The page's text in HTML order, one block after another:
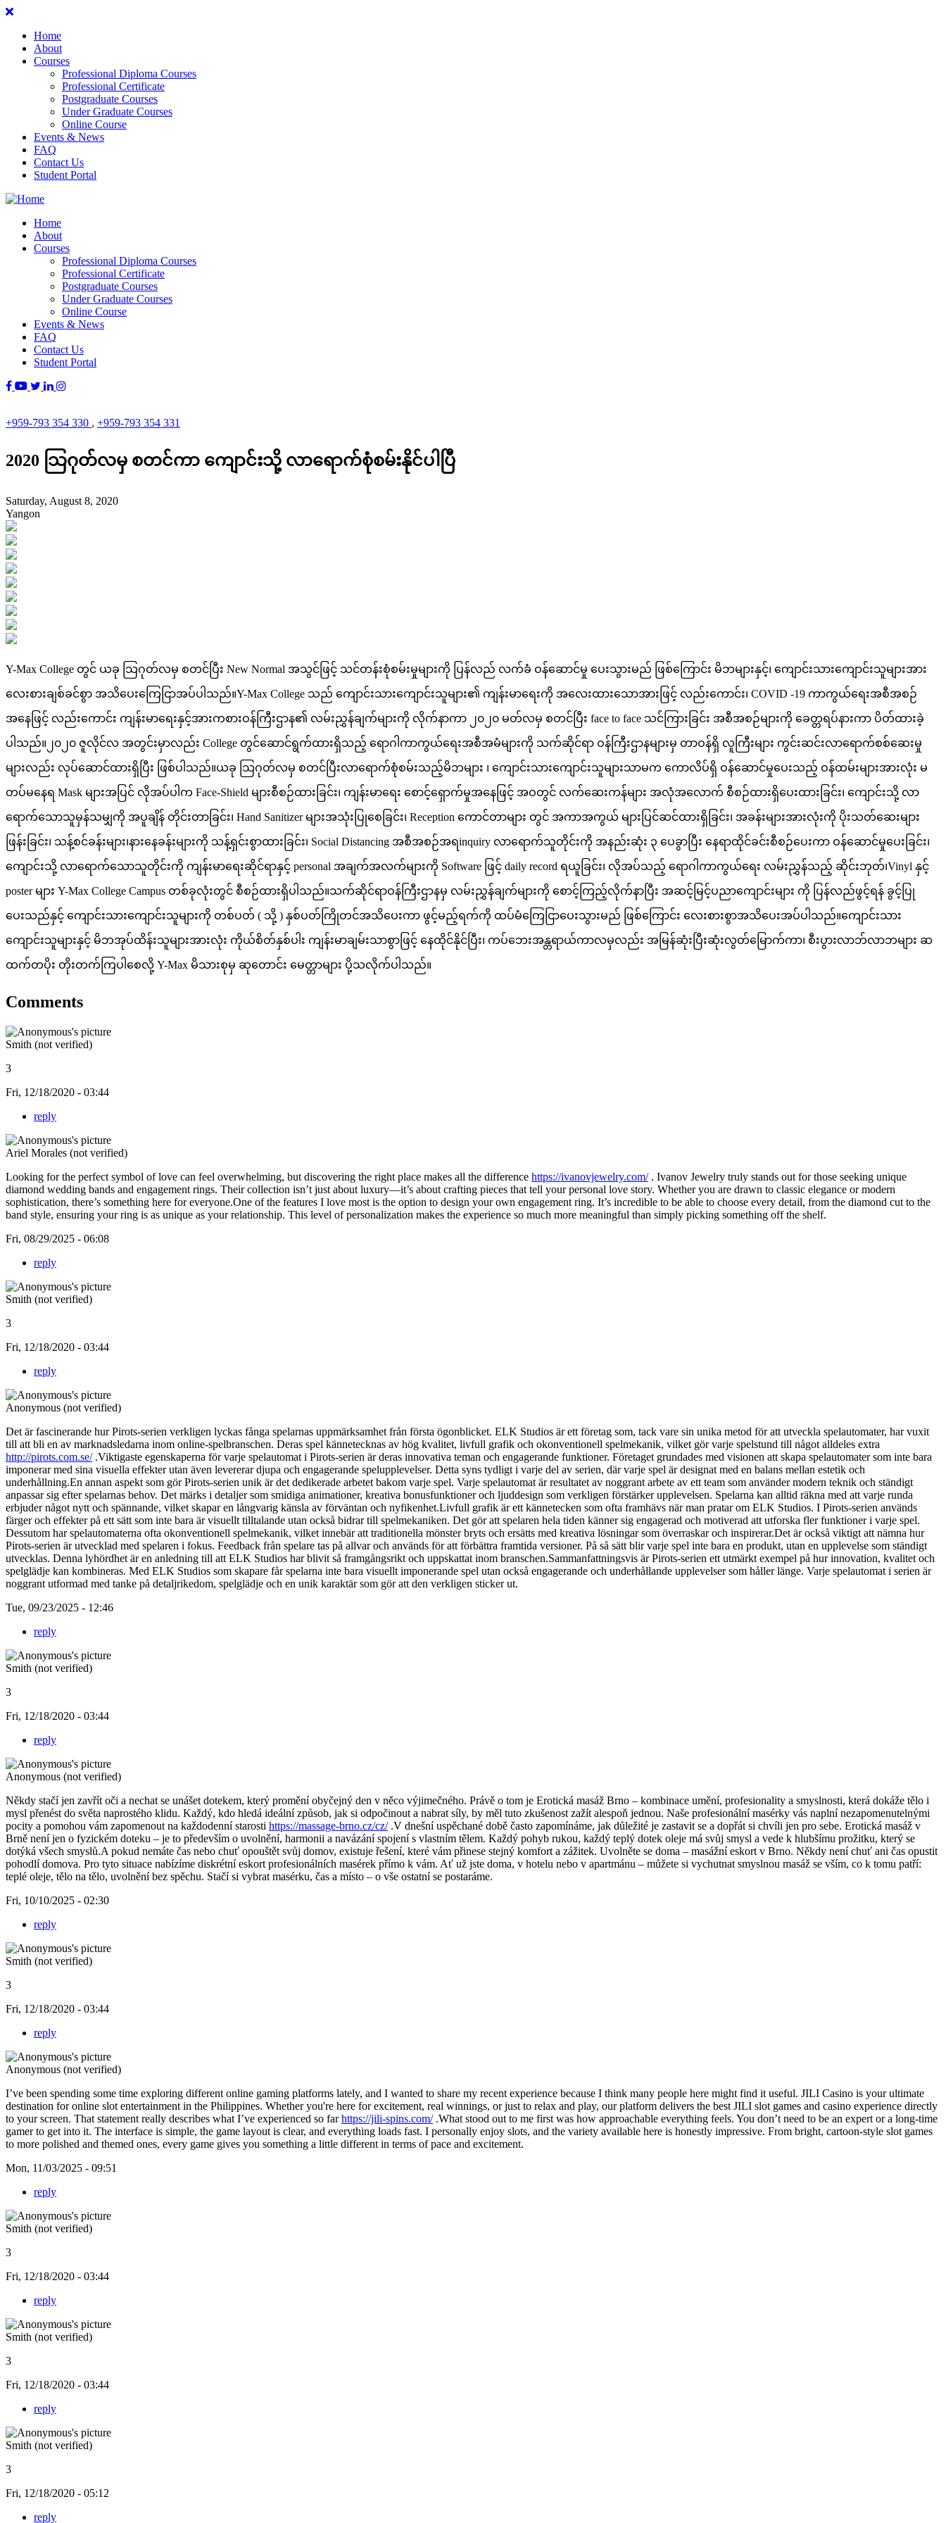
Home
About
Courses
Professional Diploma Courses
Professional Certificate
Postgraduate Courses
Under Graduate Courses
Online Course
Events & News
FAQ
Contact Us
Student Portal
Home
About
Courses
Professional Diploma Courses
Professional Certificate
Postgraduate Courses
Under Graduate Courses
Online Course
Events & News
FAQ
Contact Us
Student Portal
+959-793 354 330 , +959-793 354 331
2020 သြဂုတ်လမှ စတင်ကာ ကျောင်းသို့ လာရောက်စုံစမ်းနိုင်ပါပြီ
Saturday, August 8, 2020
Yangon
Y-Max College တွင် ယခု သြဂုတ်လမှ စတင်ပြီး New Normal အသွင်ဖြင့် သင်တန်းစုံစမ်းမှုများကို ပြန်လည် လက်ခံ ဝန်ဆောင်မှု ပေးသွားမည် ဖြစ်ကြောင်း မိဘများနှင့်၊ ကျောင်းသားကျောင်းသူများအား
လေးစားချစ်ခင်စွာ အသိပေးကြေငြာအပ်ပါသည်။Y-Max College သည် ကျောင်းသားကျောင်းသူများ၏ ကျန်းမာရေးကို အလေးထားသောအားဖြင့် လည်းကောင်း၊ COVID -19 ကာကွယ်ရေးအစီအစဉ်
အနေဖြင့် လည်းကောင်း ကျန်းမာရေးနှင့်အားကစားဝန်ကြီးဌာန၏ လမ်းညွှန်ချက်များကို လိုက်နာကာ ၂၀၂၀ မတ်လမှ စတင်ပြီး face to face သင်ကြားခြင်း အစီအစဉ်များကို ခေတ္တရပ်နားကာ ပိတ်ထားခဲ့
ပါသည်။၂၀၂၀ ဇူလိုင်လ အတွင်းမှာလည်း College တွင်ဆောင်ရွက်ထားရှိသည့် ရောဂါကာကွယ်ရေးအစီအမံများကို သက်ဆိုင်ရာ ဝန်ကြီးဌာနများမှ တာဝန်ရှိ လူကြီးများ ကွင်းဆင်းလာရောက်စစ်ဆေးမှု
များလည်း လုပ်ဆောင်ထားရှိပြီး ဖြစ်ပါသည်။ယခု သြဂုတ်လမှ စတင်ပြီးလာရောက်စုံစမ်းသည့်မိဘများ ၊ ကျောင်းသားကျောင်းသူများသာမက ကောလိပ်ရှိ ဝန်ဆောင်မှုပေးသည့် ဝန်ထမ်းများအားလုံး မ
တပ်မနေရ Mask များအပြင် လိုအပ်ပါက Face-Shield များစီစဉ်ထားခြင်း၊ ကျန်းမာရေး စောင့်ရှောက်မှုအနေဖြင့် အဝတွင် လက်ဆေးကန်များ အလုံအလောက် စီစဉ်ထားရှိပေးထားခြင်း၊ ကျောင်းသို့ လာ
ရောက်သောသူမှန်သမျှကို အပူချိန် တိုင်းတာခြင်း၊ Hand Sanitizer များအသုံးပြုစေခြင်း၊ Reception ကောင်တာများ တွင် အကာအကွယ် များပြင်ဆင်ထားရှိခြင်း၊ အခန်းများအားလုံးကို ပိုးသတ်ဆေးများ
ဖြန်းခြင်း၊ သန့်စင်ခန်းများ၊နားနေခန်းများကို သန့်ရှင်းစွာထားခြင်း၊ Social Distancing အစီအစဉ်အရinquiry လာရောက်သူတိုင်းကို အနည်းဆုံး ၃ ပေခွာပြီး နေရာထိုင်ခင်းစီစဉ်ပေးကာ ဝန်ဆောင်မှုပေးခြင်း၊
ကျောင်းသို့ လာရောက်သောသူတိုင်းကို ကျန်းမာရေးဆိုင်ရာနှင့် personal အချက်အလက်များကို Software ဖြင့် daily record ရယူခြင်း၊ လိုအပ်သည့် ရောဂါကာကွယ်ရေး လမ်းညွှန်သည့် ဆိုင်းဘုတ်၊Vinyl နှင့်
poster များ Y-Max College Campus တစ်ခုလုံးတွင် စီစဉ်ထားရှိပါသည်။သက်ဆိုင်ရာဝန်ကြီးဌာနမှ လမ်းညွှန်ချက်များကို စောင့်ကြည့်လိုက်နာပြီး အဆင့်မြင့်ပညာကျောင်းများ ကို ပြန်လည်ဖွင့်ရန် ခွင့်ပြု
ပေးသည်နှင့် ကျောင်းသားကျောင်းသူများကို တစ်ပတ် ( သို့ ) နှစ်ပတ်ကြိုတင်အသိပေးကာ ဖွင့်မည့်ရက်ကို ထပ်မံကြေငြာပေးသွားမည် ဖြစ်ကြောင်း လေးစားစွာအသိပေးအပ်ပါသည်။ကျောင်းသား
ကျောင်းသူများနှင့် မိဘအုပ်ထိန်းသူများအားလုံး ကိုယ်စိတ်နှစ်ပါး ကျန်းမာချမ်းသာစွာဖြင့် နေထိုင်နိုင်ပြီး၊ ကပ်ဘေးအန္တရာယ်ကာလမှလည်း အမြန်ဆုံးပြီးဆုံးလွတ်မြောက်ကာ၊ စီးပွားလာဘ်လာဘများ ဆ
ထက်တပိုး တိုးတက်ကြပါစေလို့ Y-Max မိသားစုမှ ဆုတောင်း မေတ္တာများ ပို့သလိုက်ပါသည်။
Comments
Smith (not verified)
3
Fri, 12/18/2020 - 03:44
reply
Ariel Morales (not verified)
Looking for the perfect symbol of love can feel overwhelming, but discovering the right place makes all the difference https://ivanovjewelry.com/. Ivanov Jewelry truly stands out for those seeking unique
diamond wedding bands and engagement rings. Their collection isn’t just about luxury—it’s about crafting pieces that tell your personal love story. Whether you are drawn to classic elegance or modern
sophistication, there’s something here for everyone.One of the features I love most is the option to design your own engagement ring. It’s incredible to be able to choose every detail, from the diamond cut to the
band style, ensuring your ring is as unique as your relationship. This level of personalization makes the experience so much more meaningful than simply picking something off the shelf.
Fri, 08/29/2025 - 06:08
reply
Smith (not verified)
3
Fri, 12/18/2020 - 03:44
reply
Anonymous (not verified)
Det är fascinerande hur Pirots-serien verkligen lyckas fånga spelarnas uppmärksamhet från första ögonblicket. ELK Studios är ett företag som, tack vare sin unika metod för att utveckla spelautomater, har vuxit
till att bli en av marknadsledarna inom online-spelbranschen. Deras spel kännetecknas av hög kvalitet, livfull grafik och okonventionell spelmekanik, vilket gör varje spelstund till något alldeles extra
http://pirots.com.se/.Viktigaste egenskaperna för varje spelautomat i Pirots-serien är deras innovativa teman och engagerande funktioner. Företaget grundades med visionen att skapa spelautomater som inte bara
imponerar med sina visuella effekter utan även levererar djupa och engagerande spelupplevelser. Detta syns tydligt i varje del av serien, där varje spel är designat med en balans mellan estetik och
underhållning.En annan aspekt som gör Pirots-serien unik är det dedikerade arbetet bakom varje spel. Varje spelautomat är resultatet av noggrant arbete av ett team som använder modern teknik och ständigt
anpassar sig efter spelarnas behov. Det märks i detaljer som smidiga animationer, kreativa bonusfunktioner och ljuddesign som verkligen förstärker upplevelsen. Spelarna kan alltid räkna med att varje runda
erbjuder något nytt och spännande, vilket skapar en långvarig känsla av förväntan och nyfikenhet.Livfull grafik är ett kännetecken som ofta framhävs när man pratar om ELK Studios. I Pirots-serien används
färger och effekter på ett sätt som inte bara är visuellt tilltalande utan också bidrar till spelmekaniken. Det gör att spelaren hela tiden känner sig engagerad och motiverad att utforska fler funktioner i varje spel.
Dessutom har spelautomaterna ofta okonventionell spelmekanik, vilket innebär att traditionella mönster bryts och ersätts med kreativa lösningar som överraskar och inspirerar.Det är också viktigt att nämna hur
Pirots-serien är utvecklad med spelaren i fokus. Feedback från spelare tas på allvar och används för att förbättra framtida versioner. På så sätt blir varje spel inte bara en produkt, utan en upplevelse som ständigt
utvecklas. Denna lyhördhet är en anledning till att ELK Studios har blivit så framgångsrikt och uppskattat inom branschen.Sammanfattningsvis är Pirots-serien ett utmärkt exempel på hur innovation, kvalitet och
spelglädje kan kombineras. Med ELK Studios som skapare får spelarna inte bara visuellt imponerande spel utan också engagerande och underhållande upplevelser som håller länge. Varje spelautomat i serien är
noggrant utformad med tanke på detaljrikedom, spelglädje och en unik karaktär som gör att den verkligen sticker ut.
Tue, 09/23/2025 - 12:46
reply
Smith (not verified)
3
Fri, 12/18/2020 - 03:44
reply
Anonymous (not verified)
Někdy stačí jen zavřít oči a nechat se unášet dotekem, který promění obyčejný den v něco výjimečného. Právě o tom je Erotická masáž Brno – kombinace umění, profesionality a smyslnosti, která dokáže tělo i
mysl přenést do světa naprostého klidu. Každý, kdo hledá ideální způsob, jak si odpočinout a nabrat síly, by měl tuto zkušenost zažít alespoň jednou. Naše profesionální masérky vás naplní nezapomenutelnými
pocity a pomohou vám zapomenout na každodenní starosti https://massage-brno.cz/cz/.V dnešní uspěchané době často zapomínáme, jak důležité je zastavit se a dopřát si chvíli jen pro sebe. Erotická masáž v
Brně není jen o fyzickém doteku – je to především o uvolnění, harmonii a navázání spojení s vlastním tělem. Každý pohyb rukou, každý teplý dotek oleje má svůj smysl a vede k hlubšímu prožitku, který se
dotýká všech smyslů.A pokud nemáte čas nebo chuť opouštět svůj domov, existuje řešení, které vám přinese stejný komfort a zážitek. Uvolněte se doma – masážní eskort v Brno. Někdy není chuť ani čas opustit
pohodlí domova. Pro tyto situace nabízíme diskrétní eskort profesionálních masérek přímo k vám. Ať už jste doma, v hotelu nebo v apartmánu – můžete si vychutnat smyslnou masáž se vším, co k tomu patří:
teplé oleje, tělo na tělo, uvolnění bez spěchu. Stačí si vybrat masérku, čas a místo – o vše ostatní se postaráme.
Fri, 10/10/2025 - 02:30
reply
Smith (not verified)
3
Fri, 12/18/2020 - 03:44
reply
Anonymous (not verified)
I’ve been spending some time exploring different online gaming platforms lately, and I wanted to share my recent experience because I think many people here might find it useful. JILI Casino is your ultimate
destination for online slot entertainment in the Philippines. Whether you're here for excitement, real winnings, or just to relax and play, our platform delivers the best JILI slot games and casino experience directly
to your screen. That statement really describes what I’ve experienced so farhttps://jili-spins.com/.What stood out to me first was how approachable everything feels. You don’t need to be an expert or a long-time
gamer to get into it. The interface is simple, the game layout is clear, and everything loads fast. I personally enjoy slots, and the variety available here is honestly impressive. From bright, cartoon-style slot games
to more polished and themed ones, every game gives you something a little different in terms of pace and excitement.
Mon, 11/03/2025 - 09:51
reply
Smith (not verified)
3
Fri, 12/18/2020 - 03:44
reply
Smith (not verified)
3
Fri, 12/18/2020 - 03:44
reply
Smith (not verified)
3
Fri, 12/18/2020 - 05:12
reply